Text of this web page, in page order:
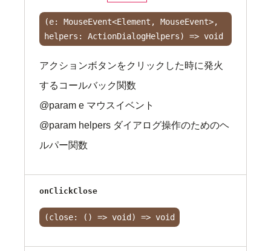
(e: MouseEvent<Element, MouseEvent>,
helpers: ActionDialogHelpers) => void
アクションボタンをクリックした時に発火
するコールバック関数
@param e マウスイベント
@param helpers ダイアログ操作のためのヘ
ルパー関数
onClickClose
(close: () => void) => void